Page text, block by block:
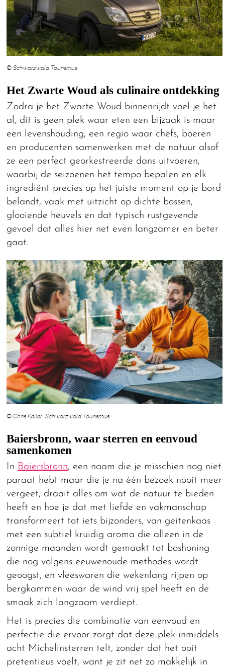
© Schwarzwald Tourismus
Het Zwarte Woud als culinaire ontdekking
Zodra je het Zwarte Woud binnenrijdt voel je het
al, dit is geen plek waar eten een bijzaak is maar
een levenshouding, een regio waar chefs, boeren
en producenten samenwerken met de natuur alsof
ze een perfect georkestreerde dans uitvoeren,
waarbij de seizoenen het tempo bepalen en elk
ingrediënt precies op het juiste moment op je bord
belandt, vaak met uitzicht op dichte bossen,
glooiende heuvels en dat typisch rustgevende
gevoel dat alles hier net even langzamer en beter
gaat.
© Chris Keller Schwarzwald Tourismus
Baiersbronn, waar sterren en eenvoud
samenkomen
In Baiersbronn, een naam die je misschien nog niet
paraat hebt maar die je na één bezoek nooit meer
vergeet, draait alles om wat de natuur te bieden
heeft en hoe je dat met liefde en vakmanschap
transformeert tot iets bijzonders, van geitenkaas
met een subtiel kruidig aroma die alleen in de
zonnige maanden wordt gemaakt tot boshoning
die nog volgens eeuwenoude methodes wordt
geoogst, en vleeswaren die wekenlang rijpen op
bergkammen waar de wind vrij spel heeft en de
smaak zich langzaam verdiept.
Het is precies die combinatie van eenvoud en
perfectie die ervoor zorgt dat deze plek inmiddels
acht Michelinsterren telt, zonder dat het ooit
pretentieus voelt, want je zit net zo makkelijk in